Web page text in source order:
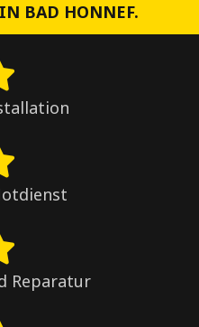
BAD HONNEF.
Reparatur